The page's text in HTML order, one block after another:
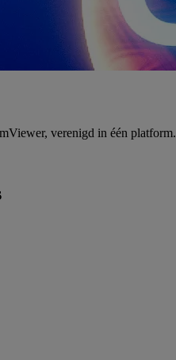
verenigd in één platform.